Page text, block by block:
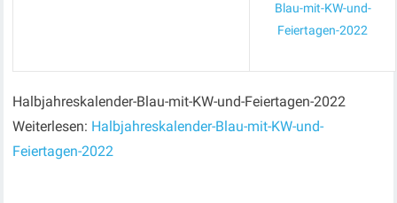
Blau-mit-KW-und-
Feiertagen-2022
Halbjahreskalender-Blau-mit-KW-und-Feiertagen-2022
Weiterlesen: Halbjahreskalender-Blau-mit-KW-und-
Feiertagen-2022